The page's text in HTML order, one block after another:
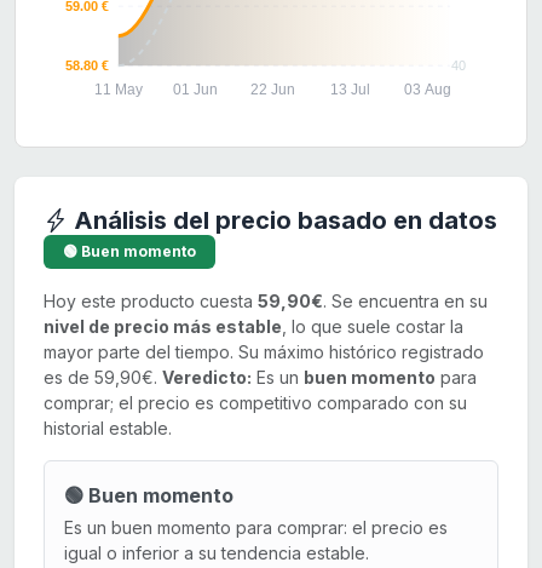
40
59.00 €
58.80 €
11 May 01 Jun 22 Jun 13 Jul 03 Aug
Análisis del precio basado en datos
🟢 Buen momento
Hoy este producto cuesta 59,90€. Se encuentra en su
nivel de precio más estable , lo que suele costar la
mayor parte del tiempo. Su máximo histórico registrado
es de 59,90€. Veredicto: Es un buen momento para
comprar; el precio es competitivo comparado con su
historial estable.
🟢 Buen momento
Es un buen momento para comprar: el precio es
igual o inferior a su tendencia estable.